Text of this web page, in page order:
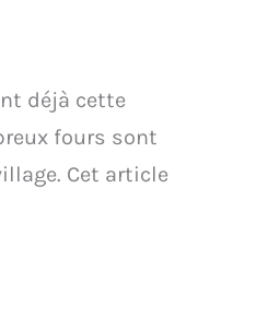
déjà cette
fours sont
Cet article